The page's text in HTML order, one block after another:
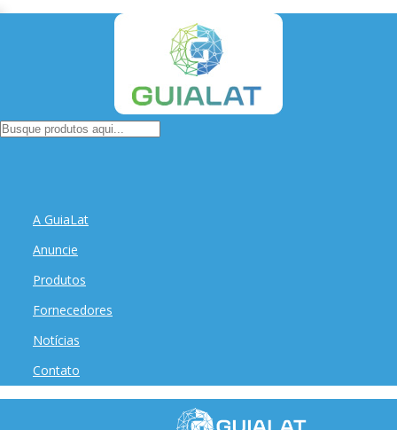
A GuiaLat
Anuncie
Produtos
Fornecedores
Notícias
Contato